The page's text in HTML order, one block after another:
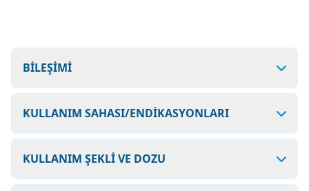
BİLEŞİMİ
KULLANIM SAHASI/ENDİKASYONLARI
KULLANIM ŞEKLİ VE DOZU